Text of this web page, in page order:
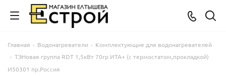
Главная - Водонагреватели - Комплектующие для водонагревателей
- ТЭНовая группа RDT 1,5кВт 70гр ИТА+ (с термостатом,прокладкой)
И50301 пр.Россия